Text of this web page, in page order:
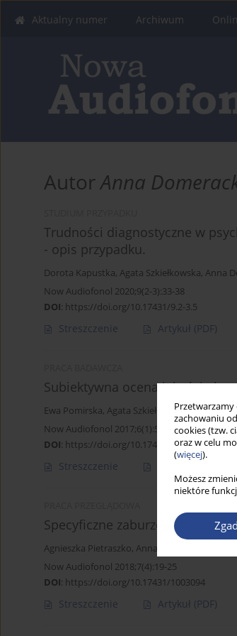
zachowaniu
cookies (tzw.
oraz w celu
(więcej).
Możesz
niektóre
Aktualny numer Archiwum
AutorAnna
Trudności diagnostyczne w
- opis przypadku.
Dorota Kapustka, Agata Szkiełkowska, Anna
Now Audiofonol 2020;9(2-3):33-38
DOI: https://doi.org/10.17431/9.2-3.5
Streszczenie Artykuł (PDF)
Subiektywna ocena jakości
Ewa Pomirska, Agata Szkiełkowska,Anna
Now Audiofonol 2017;6(1):52-60
DOI: https://doi.org/10.17431/901376
Streszczenie
Specyficzne zaburzenia mowy i
Agnieszka Pietraszko, Anna Domeracka-
Now Audiofonol 2018;7(4):19-25
DOI: https://doi.org/10.17431/1003094
Streszczenie Artykuł (PDF)